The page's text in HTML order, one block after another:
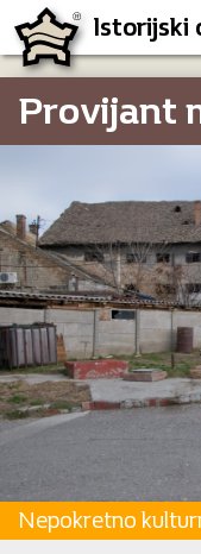
Istorijski
Provijant
Nepokretno